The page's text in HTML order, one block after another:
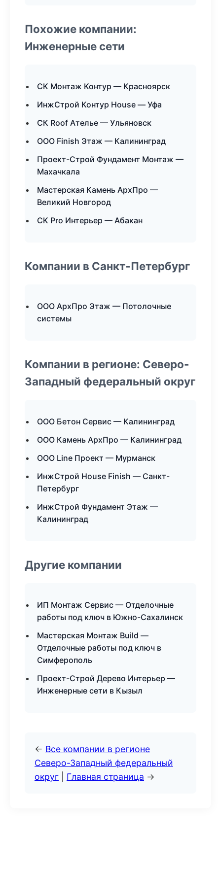
Похожие компании:
Инженерные сети
СК Монтаж Контур — Красноярск
ИнжСтрой Контур House — Уфа
СК Roof Ателье — Ульяновск
ООО Finish Этаж — Калининград
Проект-Строй Фундамент Монтаж —
Махачкала
Мастерская Камень АрхПро —
Великий Новгород
СК Pro Интерьер — Абакан
Компании в Санкт-Петербург
ООО АрхПро Этаж — Потолочные
системы
Компании в регионе: Северо-
Западный федеральный округ
ООО Бетон Сервис — Калининград
ООО Камень АрхПро — Калининград
ООО Line Проект — Мурманск
ИнжСтрой House Finish — Санкт-
Петербург
ИнжСтрой Фундамент Этаж —
Калининград
Другие компании
ИП Монтаж Сервис — Отделочные
работы под ключ в Южно-Сахалинск
Мастерская Монтаж Build —
Отделочные работы под ключ в
Симферополь
Проект-Строй Дерево Интерьер —
Инженерные сети в Кызыл
← Все компании в регионе
Северо-Западный федеральный
округ
Главная страница →